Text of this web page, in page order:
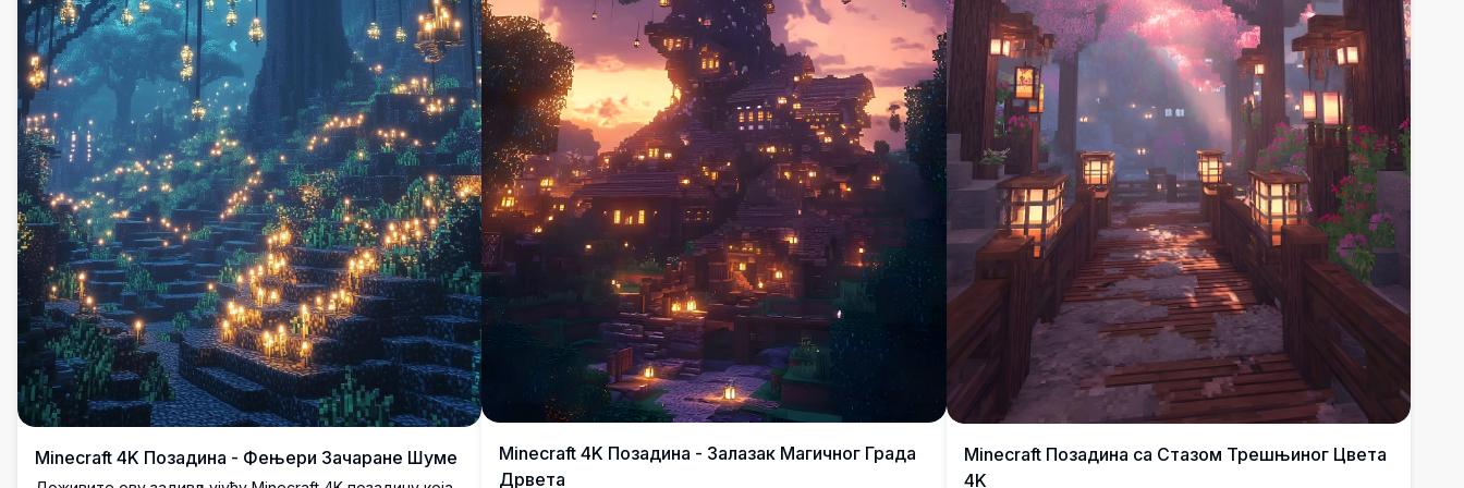
Minecraft 4K Позадина - Фењери Зачаране Шуме
Minecraft 4K Позадина - Залазак Магичног Града
Дрвета
Minecraft Позадина са Стазом Трешњиног Цвета
4K